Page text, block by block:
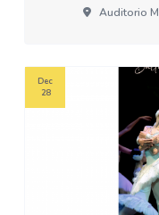
Auditorio
Dec
28